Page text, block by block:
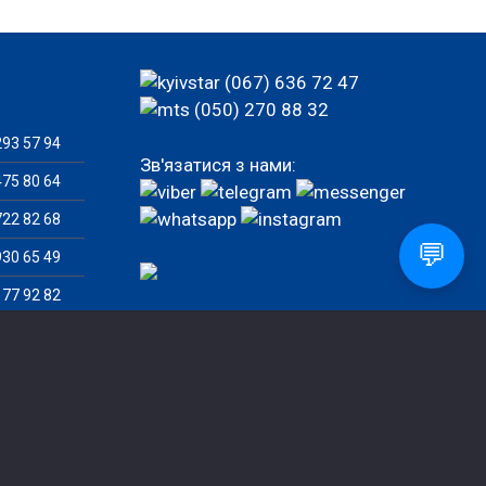
57 94
80 64
82 68
65 49
92 82
(067) 636 72 47
(050) 270 88 32
Зв'язатися з нами:
💬